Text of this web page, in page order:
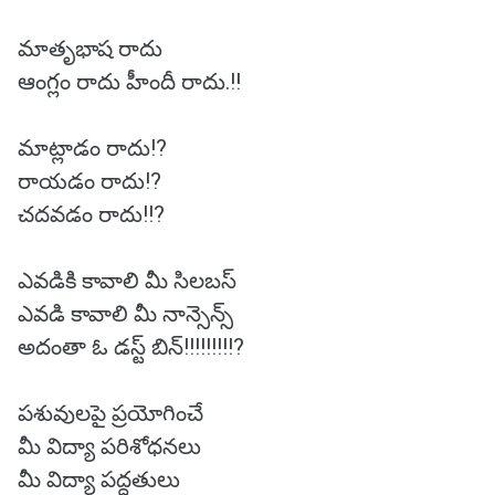
మాతృభాష రాదు
ఆంగ్లం రాదు హీందీ రాదు.!!
మాట్లాడం రాదు!?
రాయడం రాదు!?
చదవడం రాదు!!?
ఎవడికి కావాలి మీ సిలబస్
ఎవడి కావాలి మీ నాన్సెన్స్
అదంతా ఓ డస్ట్ బిన్!!!!!!!!!?
పశువులపై ప్రయోగించే
మీ విద్యా పరిశోధనలు
మీ విద్యా పద్ధతులు